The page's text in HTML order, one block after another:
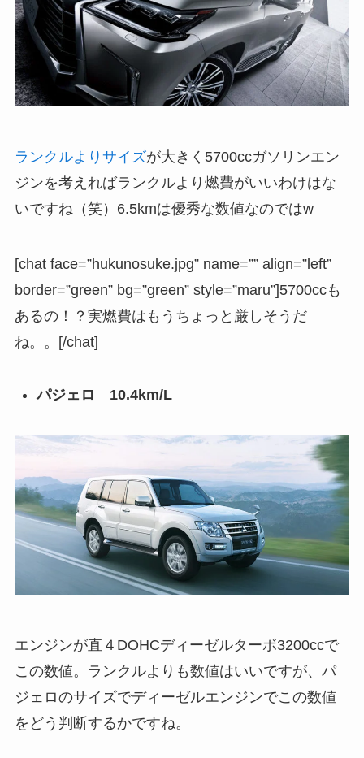
ランクルよりサイズが大きく5700ccガソリンエン
ジンを考えればランクルより燃費がいいわけはな
いですね（笑）6.5kmは優秀な数値なのではw
[chat face=”hukunosuke.jpg” name=”” align=”left”
border=”green” bg=”green” style=”maru”]5700ccも
あるの！？実燃費はもうちょっと厳しそうだ
ね。。[/chat]
パジェロ 10.4km/L
エンジンが直４DOHCディーゼルターボ3200ccで
この数値。ランクルよりも数値はいいですが、パ
ジェロのサイズでディーゼルエンジンでこの数値
をどう判断するかですね。